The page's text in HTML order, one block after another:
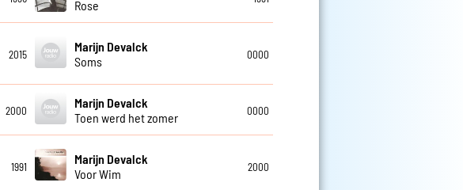
Rose
2015
Marijn Devalck
Soms
0000
2000
Marijn Devalck
Toen werd het zomer
0000
1991
Marijn Devalck
Voor Wim
2000